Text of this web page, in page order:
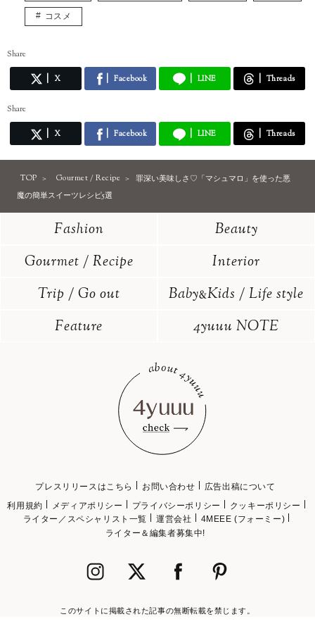
コスメ
Share
X Facebook LINE Threads
Share
X Facebook LINE Threads
TOP Gourmet / Recipe
罪深い美味しさ♡「マシュマロ」を使った悪
魔の簡単スイーツレシピ5選
Fashion
Beauty
Gourmet / Recipe
Interior
Trip / Go out
Baby&Kids / Life style
Feature
4yuuu NOTE
プレスリリースはこちら お問い合わせ
広告出稿について
利用規約
メディアポリシー プライバシーポリシー
クッキーポリシー
ライター／スペシャリスト一覧
運営会社
4MEEE (フォーミー)
ライター＆編集者募集中!
このサイトに掲載された記事の無断転載を禁じます。